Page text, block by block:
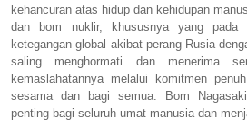
kehancuran atas hidup dan kehidupan
dan bom nuklir, khususnya yang pada
ketegangan global akibat perang Rusia
saling menghormati dan menerima
kemaslahatannya melalui komitmen
sesama dan bagi semua. Bom
penting bagi seluruh umat manusia dan